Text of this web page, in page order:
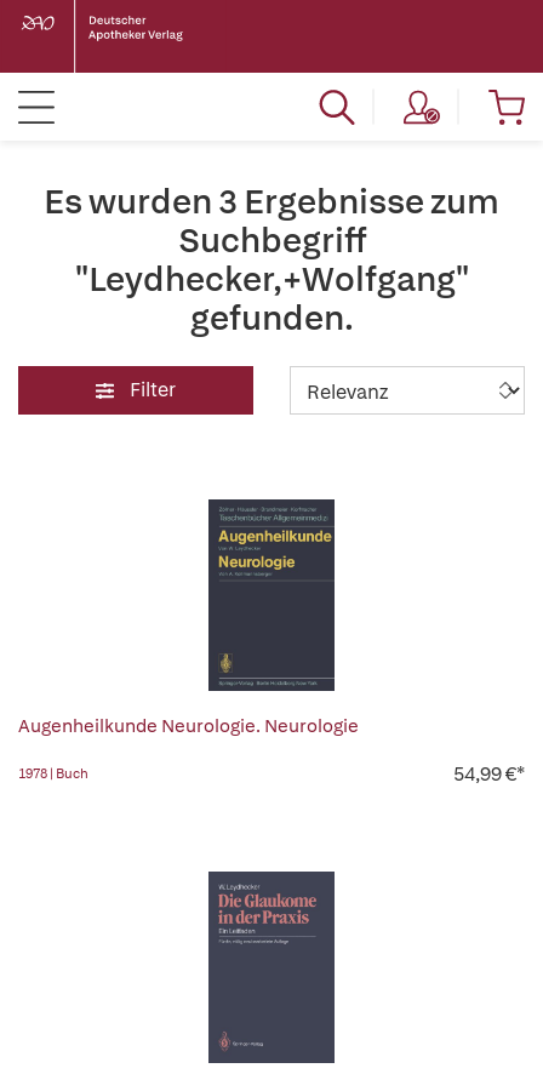
Es wurden 3 Ergebnisse zum
Suchbegriff
"Leydhecker,+Wolfgang"
gefunden.
Filter
Augenheilkunde Neurologie. Neurologie
1978 | Buch 54,99 €*